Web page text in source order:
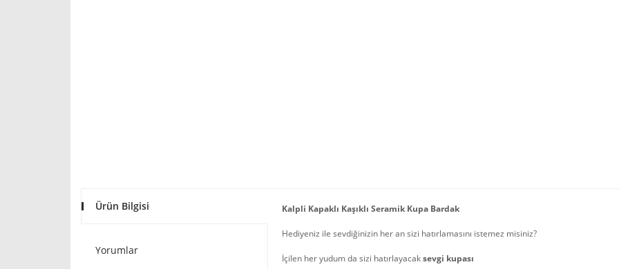
Ürün Bilgisi
Yorumlar
Kalpli Kapaklı Kaşıklı Seramik Kupa Bardak
Hediyeniz ile sevdiğinizin her an sizi hatırlamasını istemez misiniz?
İçilen her yudum da sizi hatırlayacaksevgi kupası